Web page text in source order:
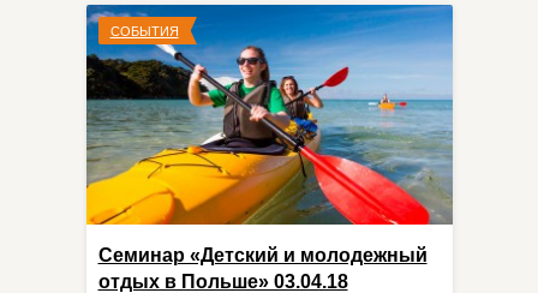
СОБЫТИЯ
Семинар «Детский и молодежный
отдых в Польше» 03.04.18